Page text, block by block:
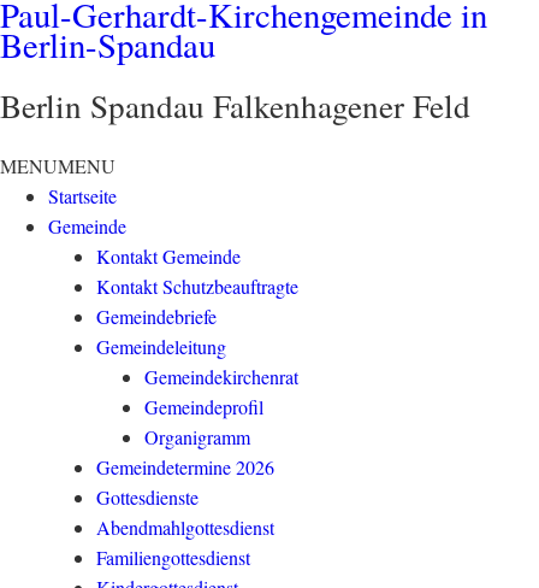
Paul-Gerhardt-Kirchengemeinde in
Berlin-Spandau
Berlin Spandau Falkenhagener Feld
MENUMENU
Startseite
Gemeinde
Kontakt Gemeinde
Kontakt Schutzbeauftragte
Gemeindebriefe
Gemeindeleitung
Gemeindekirchenrat
Gemeindeprofil
Organigramm
Gemeindetermine 2026
Gottesdienste
Abendmahlgottesdienst
Familiengottesdienst